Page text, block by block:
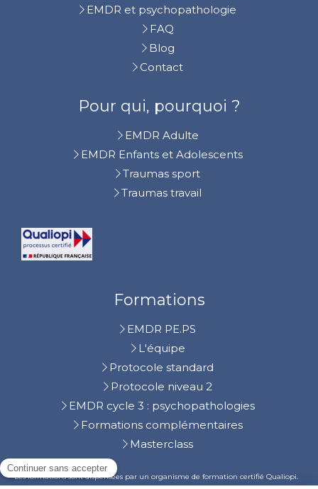
EMDR et psychopathologie
FAQ
Blog
Contact
Pour qui, pourquoi ?
EMDR Adulte
EMDR Enfants et Adolescents
Traumas sport
Traumas travail
Formations
EMDR PE.PS
L'équipe
Protocole standard
Protocole niveau 2
EMDR cycle 3 : psychopathologies
Formations complémentaires
Masterclass
Les formations sont dispensées par un organisme de formation certifié Qualiopi.